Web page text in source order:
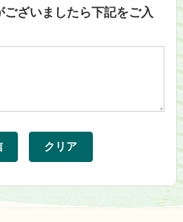
ございましたら下記をご入